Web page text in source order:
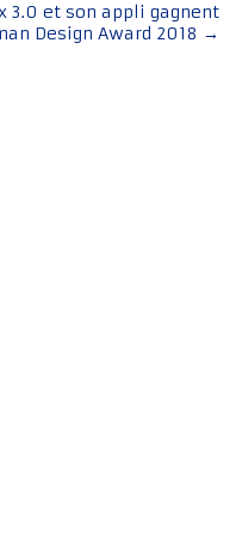
3.0 et son appli gagnent
Design Award 2018 →